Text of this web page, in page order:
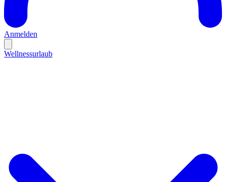
Anmelden
Wellnessurlaub